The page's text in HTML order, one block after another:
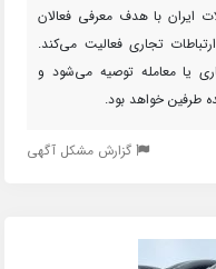
ایران با هدف معرفی فعالان
تجاری فعالیت می‌کند.
یا معامله توصیه می‌شود و
طرفین خواهد بود.
گزارش مشکل آگهی